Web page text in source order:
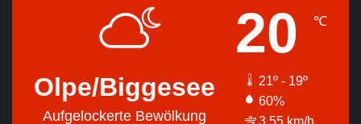
Olpe/Biggesee
Aufgelockerte Bewölkung
20 ℃
21º - 19º
60%
3.55 km/h